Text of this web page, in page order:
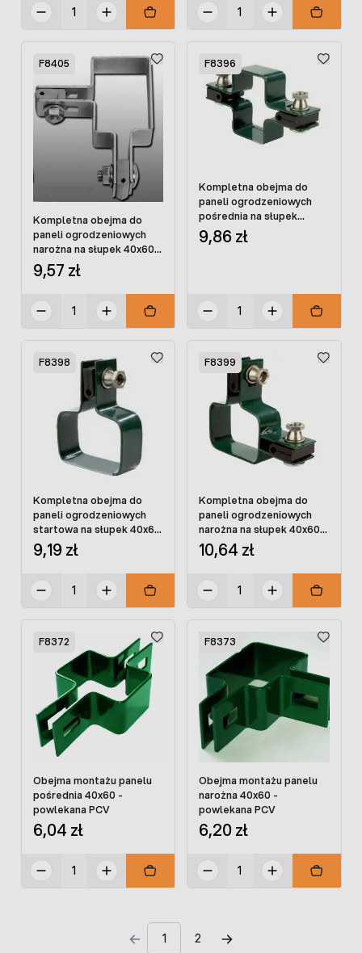
F8405
Kompletna obejma do
paneli ogrodzeniowych
narożna na słupek 40x60
OCYNK ze śrubami
9,57 zł
F8396
Kompletna obejma do
paneli ogrodzeniowych
pośrednia na słupek
40x60 powlekana ze
śrubami
9,86 zł
F8398
Kompletna obejma do
paneli ogrodzeniowych
startowa na słupek 40x60
powlekana ze śrubami
9,19 zł
F8399
Kompletna obejma do
paneli ogrodzeniowych
narożna na słupek 40x60
powlekana ze śrubami
10,64 zł
F8372
Obejma montażu panelu
pośrednia 40x60 -
powlekana PCV
6,04 zł
F8373
Obejma montażu panelu
narożna 40x60 -
powlekana PCV
6,20 zł
1 2